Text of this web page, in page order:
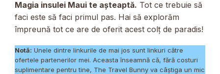
Magia insulei Maui te așteaptă. Tot ce trebuie să
faci este să faci primul pas. Hai să explorăm
împreună tot ce are de oferit acest colț de paradis!
Notă: Unele dintre linkurile de mai jos sunt linkuri către
ofertele partenerilor mei. Aceasta înseamnă că, fără costuri
suplimentare pentru tine, The Travel Bunny va câștiga un mic